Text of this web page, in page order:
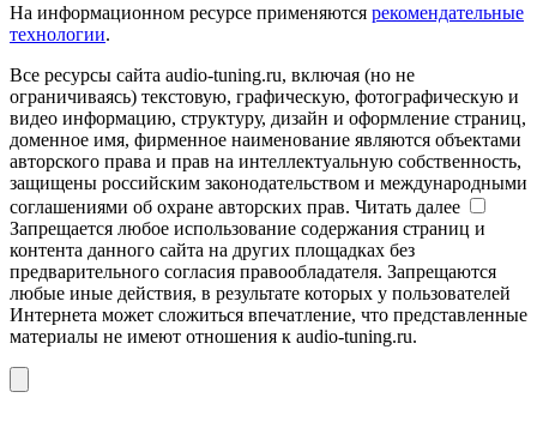
На информационном ресурсе применяются рекомендательные
технологии.
Все ресурсы сайта audio-tuning.ru, включая (но не
ограничиваясь) текстовую, графическую, фотографическую и
видео информацию, структуру, дизайн и оформление страниц,
доменное имя, фирменное наименование являются объектами
авторского права и прав на интеллектуальную собственность,
защищены российским законодательством и международными
соглашениями об охране авторских прав. Читать далее
Запрещается любое использование содержания страниц и
контента данного сайта на других площадках без
предварительного согласия правообладателя. Запрещаются
любые иные действия, в результате которых у пользователей
Интернета может сложиться впечатление, что представленные
материалы не имеют отношения к audio-tuning.ru.